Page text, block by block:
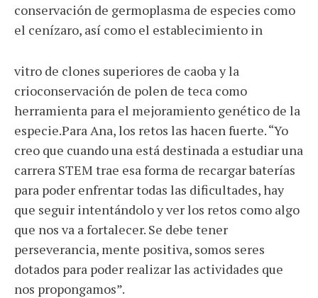
conservación de germoplasma de especies como
el cenízaro, así como el establecimiento in
vitro de clones superiores de caoba y la
crioconservación de polen de teca como
herramienta para el mejoramiento genético de la
especie.Para Ana, los retos las hacen fuerte. “Yo
creo que cuando una está destinada a estudiar una
carrera STEM trae esa forma de recargar baterías
para poder enfrentar todas las dificultades, hay
que seguir intentándolo y ver los retos como algo
que nos va a fortalecer. Se debe tener
perseverancia, mente positiva, somos seres
dotados para poder realizar las actividades que
nos propongamos”.